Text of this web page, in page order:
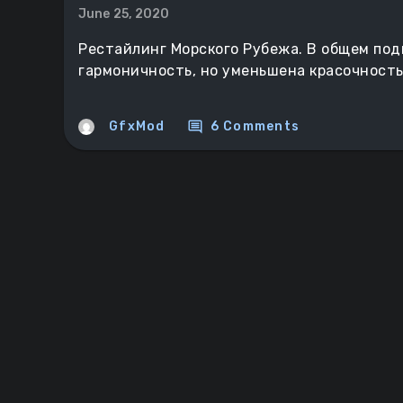
June 25, 2020
Рестайлинг Морского Рубежа. В общем
гармоничность, но уменьшена
GfxMod comment 6 Comments